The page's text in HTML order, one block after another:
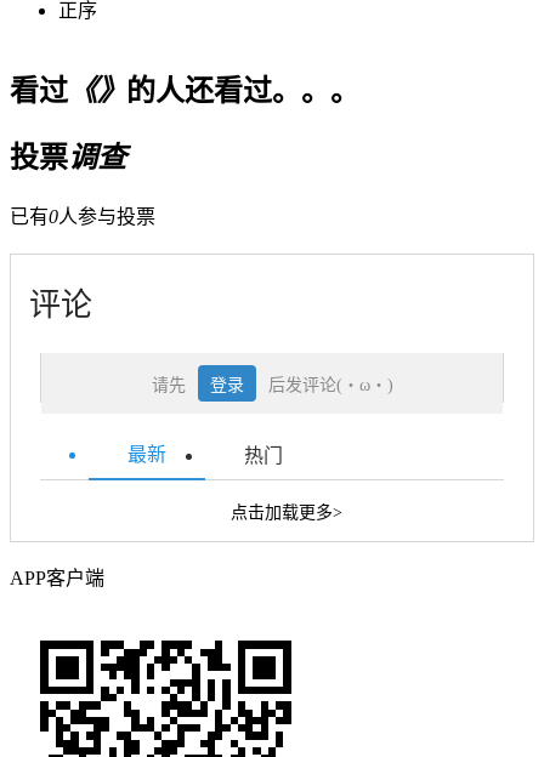
正序
看过《》 的人还看过。。。
投票调查
已有0人参与投票
评论
请先 登录 后发评论(・ω・)
最新 热门
点击加载更多>
APP客户端